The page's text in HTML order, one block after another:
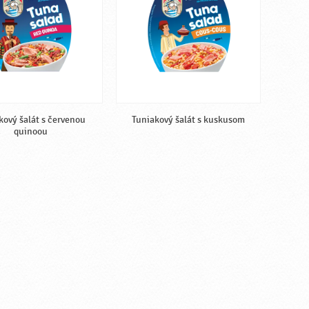
šalát s červenou
quinoou
Tuniakový šalát s kuskusom